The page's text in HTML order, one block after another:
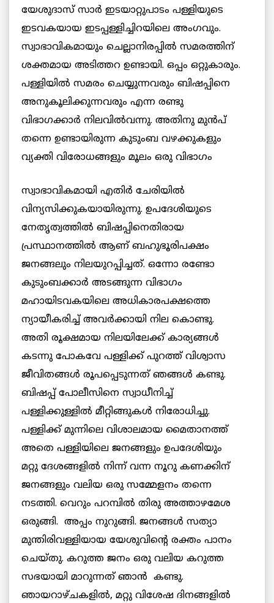
യേശുദാസ് സാര്‍ ഇടയാറ്റുപാടം പള്ളിയുടെ
ഇടവകയായ ഇടപ്പള്ളിച്ചിറയിലെ അംഗവും.
സ്വാഭാവികമായും ചെല്ലാനിരപ്പില്‍ സമരത്തിന്
ശക്തമായ അടിത്തറ ഉണ്ടായി. ഒപ്പം ഒറ്റുകാരും.
പള്ളിയില്‍ സമരം ചെയ്യുന്നവരും ബിഷപ്പിനെ
അനുകൂലിക്കുന്നവരും എന്ന രണ്ടു
വിഭാഗക്കാര്‍ നിലവില്‍വന്നു. അതിനു മുന്‍പ്
തന്നെ ഉണ്ടായിരുന്ന കുടുംബ വഴക്കുകളും
വ്യക്തി വിരോധങ്ങളും മൂലം ഒരു വിഭാഗം
സ്വാഭാവികമായി എതിര്‍ ചേരിയില്‍
വിന്യസിക്കുകയായിരുന്നു. ഉപദേശിയുടെ
നേതൃത്വത്തില്‍ ബിഷപ്പിനെതിരായ
പ്രസ്ഥാനത്തില്‍ ആണ് ബഹുഭൂരിപക്ഷം
ജനങ്ങലും നിലയുറപ്പിച്ചത്. ഒന്നോ രണ്ടോ
കുടുംബക്കാര്‍ അടങ്ങുന്ന വിഭാഗം
മഹായിടവകയിലെ അധികാരപക്ഷത്തെ
ന്യായീകരിച്ച് അവര്‍ക്കായി നില കൊണ്ടു.
അതി രൂക്ഷമായ നിലയിലേക്ക് കാര്യങ്ങള്‍
കടന്നു പോകവേ പള്ളിക്ക് പുറത്ത് വിശ്വാസ
ജീവിതങ്ങള്‍ രൂപപ്പെടുന്നത് ഞങ്ങള്‍ കണ്ടു.
ബിഷപ്പ് പോലീസിനെ സ്വാധീനിച്ച്
പള്ളിക്കുള്ളില്‍ മീറ്റിങ്ങുകള്‍ നിരോധിച്ചു.
പള്ളിക്ക് മുന്നിലെ വിശാലമായ മൈതാനത്ത്
അതെ പള്ളിയിലെ ജനങ്ങളും ഉപദേശിയും
മറ്റു ദേശങ്ങളില്‍ നിന്ന് വന്ന നൂറു കണക്കിന്
ജനങ്ങളും വലിയ ഒരു സമ്മേളനം തന്നെ
നടത്തി. വെറും പറമ്പില്‍ തിരു അത്താഴമേശ
ഒരുങ്ങി. അപ്പം നുറുങ്ങി. ജനങ്ങള്‍ സത്യാ
മുന്തിരിവള്ളിയായ യേശുവിന്റെ രക്തം പാനം
ചെയ്തു. കറുത്ത ജനം ഒരു വലിയ കറുത്ത
സഭയായി മാറുന്നത് ഞാന്‍ കണ്ടു.
ഞായറാഴ്ചകളില്‍, മറ്റു വിശേഷ ദിനങ്ങളില്‍